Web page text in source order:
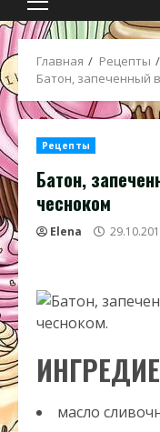
Основное
меню
Главная
Рецепты
Батон, запеченный
Рецепты
Батон,
чесноком
Elena
масло